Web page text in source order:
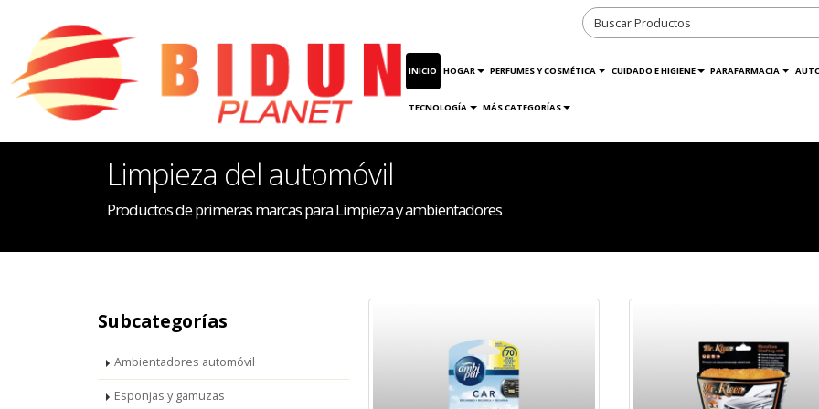
INICIO HOGAR PERFUMES Y COSMÉTICA CUIDADO E HIGIENE PARAFARMACIA
TECNOLOGÍA MÁS CATEGORÍAS
Limpieza del automóvil
Productos de primeras marcas para Limpieza y ambientadores
Subcategorías
Ambientadores automóvil
Esponjas y gamuzas